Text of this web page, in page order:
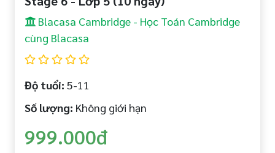
Blacasa Cambridge - Học Toán Cambridge
cùng Blacasa
Độ tuổi: 5-11
Số lượng: Không giới hạn
999.000đ